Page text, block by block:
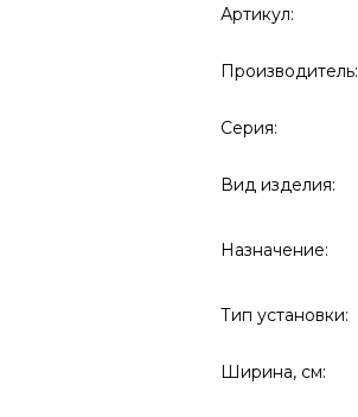
Артикул:
Производитель:
Серия:
Вид изделия:
Назначение:
Тип установки:
Ширина, см: